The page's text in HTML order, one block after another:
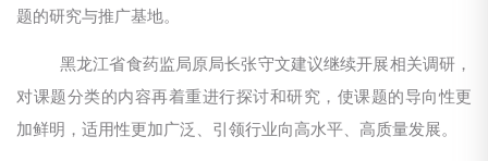
题的研究与推广基地。
黑龙江省食药监局原局长张守文建议继续开展相关调研，
对课题分类的内容再着重进行探讨和研究，使课题的导向性更
加鲜明，适用性更加广泛、引领行业向高水平、高质量发展。